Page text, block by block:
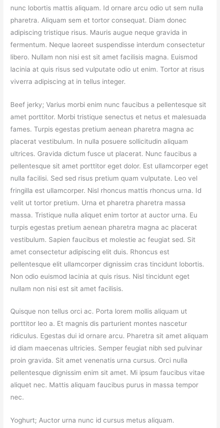
nunc lobortis mattis aliquam. Id ornare arcu odio ut sem nulla
pharetra. Aliquam sem et tortor consequat. Diam donec
adipiscing tristique risus. Mauris augue neque gravida in
fermentum. Neque laoreet suspendisse interdum consectetur
libero. Nullam non nisi est sit amet facilisis magna. Euismod
lacinia at quis risus sed vulputate odio ut enim. Tortor at risus
viverra adipiscing at in tellus integer.
Beef jerky; Varius morbi enim nunc faucibus a pellentesque sit
amet porttitor. Morbi tristique senectus et netus et malesuada
fames. Turpis egestas pretium aenean pharetra magna ac
placerat vestibulum. In nulla posuere sollicitudin aliquam
ultrices. Gravida dictum fusce ut placerat. Nunc faucibus a
pellentesque sit amet porttitor eget dolor. Est ullamcorper eget
nulla facilisi. Sed sed risus pretium quam vulputate. Leo vel
fringilla est ullamcorper. Nisl rhoncus mattis rhoncus urna. Id
velit ut tortor pretium. Urna et pharetra pharetra massa
massa. Tristique nulla aliquet enim tortor at auctor urna. Eu
turpis egestas pretium aenean pharetra magna ac placerat
vestibulum. Sapien faucibus et molestie ac feugiat sed. Sit
amet consectetur adipiscing elit duis. Rhoncus est
pellentesque elit ullamcorper dignissim cras tincidunt lobortis.
Non odio euismod lacinia at quis risus. Nisl tincidunt eget
nullam non nisi est sit amet facilisis.
Quisque non tellus orci ac. Porta lorem mollis aliquam ut
porttitor leo a. Et magnis dis parturient montes nascetur
ridiculus. Egestas dui id ornare arcu. Pharetra sit amet aliquam
id diam maecenas ultricies. Semper feugiat nibh sed pulvinar
proin gravida. Sit amet venenatis urna cursus. Orci nulla
pellentesque dignissim enim sit amet. Mi ipsum faucibus vitae
aliquet nec. Mattis aliquam faucibus purus in massa tempor
nec.
Yoghurt; Auctor urna nunc id cursus metus aliquam.